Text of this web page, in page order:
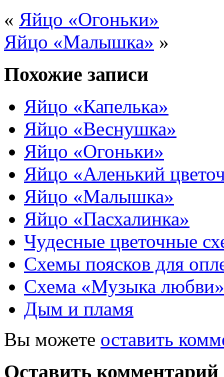
« Яйцо «Огоньки»
Яйцо «Малышка» »
Похожие записи
Яйцо «Капелька»
Яйцо «Веснушка»
Яйцо «Огоньки»
Яйцо «Аленький
Яйцо «Малышка»
Яйцо «Пасхалинка»
Чудесные цветочные
Схемы поясков для
Схема «Музыка любви»
Дым и пламя
Вы можете оставить
Оставить комментарий